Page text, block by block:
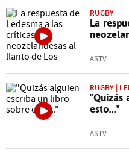
RUGBY
La
ASTV
RUGBY |
"Quizás
esto..."
ASTV